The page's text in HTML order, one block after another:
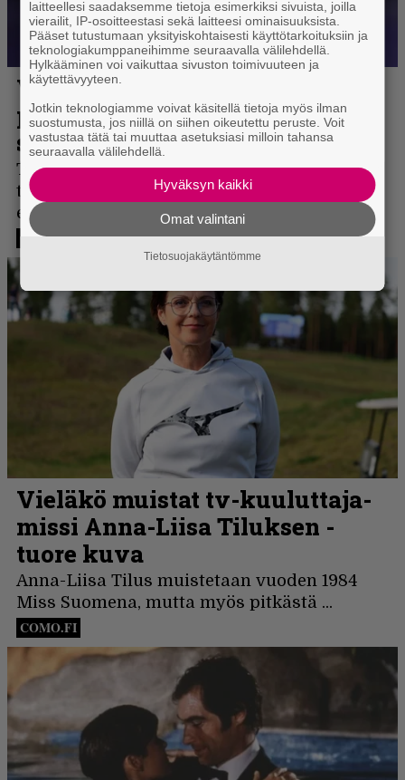
laitteellesi saadaksemme tietoja esimerkiksi sivuista, joilla
vierailit, IP-osoitteestasi sekä laitteesi ominaisuuksista.
Pääset tutustumaan yksityiskohtaisesti käyttötarkoituksiin ja
teknologiakumppaneihimme seuraavalla välilehdellä.
Hylkääminen voi vaikuttaa sivuston toimivuuteen ja
käytettävyyteen.
Jotkin teknologiamme voivat käsitellä tietoja myös ilman
suostumusta, jos niillä on siihen oikeutettu peruste. Voit
vastustaa tätä tai muuttaa asetuksiasi milloin tahansa
seuraavalla välilehdellä.
Hyväksyn kaikki
Omat valintani
Tietosuojakäytäntömme